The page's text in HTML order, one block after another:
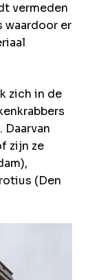
vermeden
er
zich in de
zijn ze
(Den